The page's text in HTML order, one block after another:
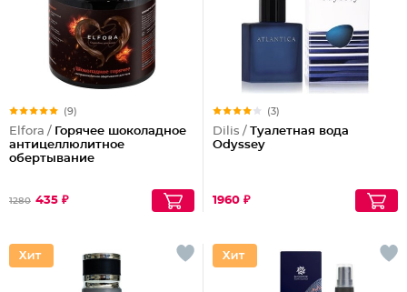
(9)
Elfora / Горячее шоколадное
антицеллюлитное
обертывание
1280 435 ₽
(3)
Dilis / Туалетная вода
Odyssey
1960 ₽